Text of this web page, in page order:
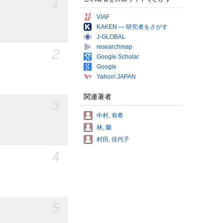
2
4
VIAF
KAKEN — 研究者をさがす
J-GLOBAL
researchmap
Google Scholar
Google
Yahoo! JAPAN
関連著者
中村, 有希
林, 蘭
村田, 佳代子